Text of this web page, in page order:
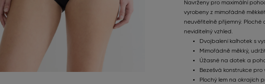
Navrženy pro maximální
vyrobeny z mimořádně
neuvěřitelně příjemný. Ploché
neviditelný vzhled.
Dvojbalení kalhotek s
Mimořádně měkký,
Úžasné na dotek a
Bezešvá konstrukce pro
Plochý lem na okrajích